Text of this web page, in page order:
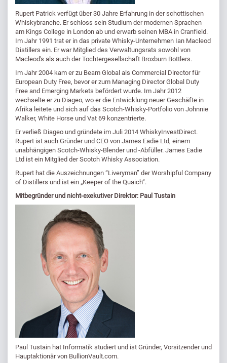
Rupert Patrick verfügt über 30 Jahre Erfahrung in der schottischen
Whiskybranche. Er schloss sein Studium der modernen Sprachen
am Kings College in London ab und erwarb seinen MBA in Cranfield.
Im Jahr 1991 trat er in das private Whisky-Unternehmen Ian Macleod
Distillers ein. Er war Mitglied des Verwaltungsrats sowohl von
Macleod's als auch der Tochtergesellschaft Broxburn Bottlers.
Im Jahr 2004 kam er zu Beam Global als Commercial Director für
European Duty Free, bevor er zum Managing Director Global Duty
Free and Emerging Markets befördert wurde. Im Jahr 2012
wechselte er zu Diageo, wo er die Entwicklung neuer Geschäfte in
Afrika leitete und sich auf das Scotch-Whisky-Portfolio von Johnnie
Walker, White Horse und Vat 69 konzentrierte.
Er verließ Diageo und gründete im Juli 2014 WhiskyInvestDirect.
Rupert ist auch Gründer und CEO von James Eadie Ltd, einem
unabhängigen Scotch-Whisky-Blender und -Abfüller. James Eadie
Ltd ist ein Mitglied der Scotch Whisky Association.
Rupert hat die Auszeichnungen “Liveryman” der Worshipful Company
of Distillers und ist ein „Keeper of the Quaich“.
Mitbegründer und nicht-exekutiver Direktor: Paul Tustain
Paul Tustain hat Informatik studiert und ist Gründer, Vorsitzender und
Hauptaktionär von BullionVault.com.